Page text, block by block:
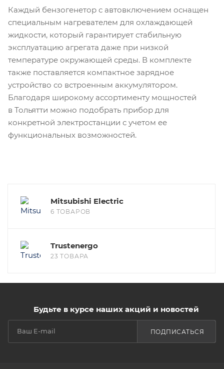
Каждый бензогенетор с автовключением оснащен
специальным нагревателем для охлаждающей
жидкости, который гарантирует стабильную
эксплуатацию агрегата даже при низкой
температуре окружающей среды. В комплекте
также поставляется компактное зарядное
устройство со встроенным аккумулятором.
Благодаря широкому ассортименту мощностей
в Тольятти можно подобрать прибор для
конкретной электростанции с учетом ее
функциональных возможностей.
Mitsubishi Electric
6 ТОВАРОВ
Trustenergo
23 ТОВАРА
Будьте в курсе наших акций и новостей
ПОДПИСАТЬСЯ